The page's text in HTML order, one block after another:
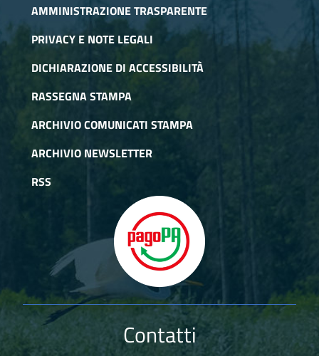
AMMINISTRAZIONE TRASPARENTE
PRIVACY E NOTE LEGALI
DICHIARAZIONE DI ACCESSIBILITÀ
RASSEGNA STAMPA
ARCHIVIO COMUNICATI STAMPA
ARCHIVIO NEWSLETTER
RSS
Contatti